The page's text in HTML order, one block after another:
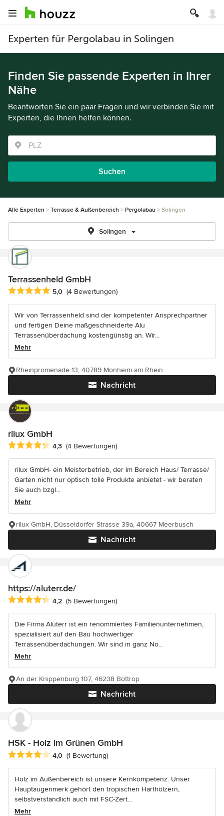
Experten für Pergolabau in Solingen
Finden Sie passende Experten in Ihrer
Nähe
Beantworten Sie ein paar Fragen und wir verbinden Sie mit
Experten, die Ihnen helfen können.
Suchen
Alle Experten Terrasse & Außenbereich Pergolabau Solingen
Solingen
Terrassenheld GmbH
Durchschnittliche Bewertung: 5 von 5 Sternen
5,0 (4 Bewertungen)
Wir von Terrassenheld sind der kompetenter Ansprechpartner
und fertigen Deine maßgeschneiderte Alu
Terrassenüberdachung kostengünstig an. Wir...
Mehr
Nachricht
Rheinpromenade 13, 40789 Monheim am Rhein
rilux GmbH
Durchschnittliche Bewertung: 4.3 von 5 Sternen
4,3 (4 Bewertungen)
rilux GmbH- ein Meisterbetrieb, der im Bereich Haus/ Terrasse/
Garten nicht nur optisch tolle Produkte anbietet - wir beraten
Sie auch bzgl...
Mehr
Nachricht
rilux GmbH, Düsseldorfer Strasse 39a, 40667 Meerbusch
https://aluterr.de/
Durchschnittliche Bewertung: 4.2 von 5 Sternen
4,2 (5 Bewertungen)
Die Firma Aluterr ist ein renommiertes Familienunternehmen,
spezialisiert auf den Bau hochwertiger
Terrassenüberdachungen. Wir sind in ganz No...
Mehr
Nachricht
An der Knippenburg 107, 46238 Bottrop
HSK - Holz im Grünen GmbH
Durchschnittliche Bewertung: 4 von 5 Sternen
4,0 (1 Bewertung)
Holz im Außenbereich ist unsere Kernkompetenz. Unser
Hauptaugenmerk gehört den tropischen Harthölzern,
selbstverständlich auch mit FSC-Zert...
Mehr